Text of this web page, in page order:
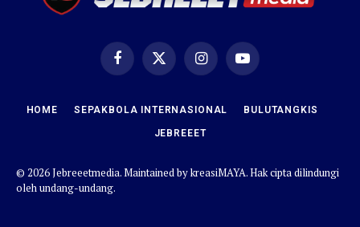
FacebookX
(Twitter)
InstagramYouTube
HOME SEPAKBOLA INTERNASIONAL BULUTANGKIS
JEBREEET
© 2026 Jebreeetmedia. Maintained bykreasiMAYA. Hak cipta dilindungi
oleh undang-undang.